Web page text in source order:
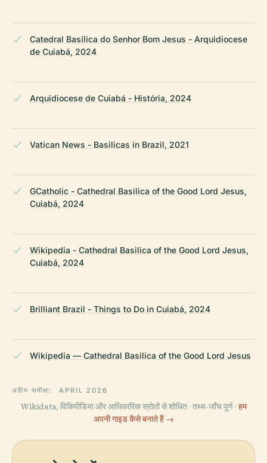
Catedral Basílica do Senhor Bom Jesus - Arquidiocese
de Cuiabá, 2024
Arquidiocese de Cuiabá - História, 2024
Vatican News - Basilicas in Brazil, 2021
GCatholic - Cathedral Basilica of the Good Lord Jesus,
Cuiabá, 2024
Wikipedia - Cathedral Basilica of the Good Lord Jesus,
Cuiabá, 2024
Brilliant Brazil - Things to Do in Cuiabá, 2024
Wikipedia — Cathedral Basilica of the Good Lord Jesus
अंतिम समीक्षा: APRIL 2026
Wikidata, विकिपीडिया और आधिकारिक स्रोतों से शोधित · तथ्य-जाँच पूर्ण · हम
अपनी गाइड कैसे बनाते हैं →